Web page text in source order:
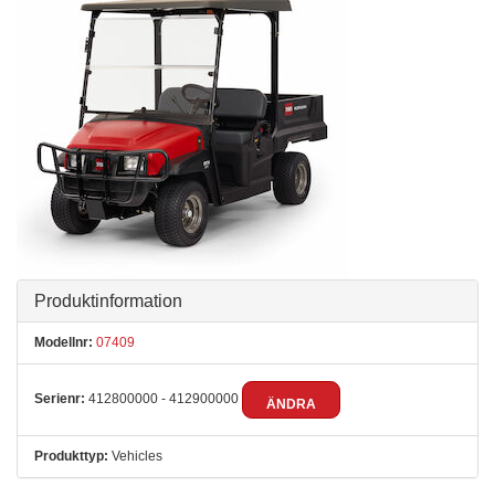
Produktinformation
Modellnr: 07409
Serienr: 412800000 - 412900000 ÄNDRA
Produkttyp: Vehicles